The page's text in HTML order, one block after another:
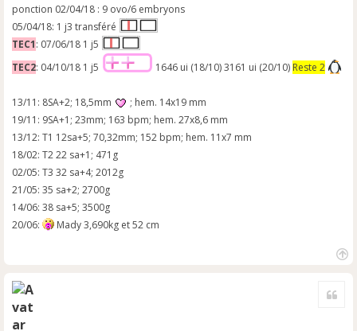
ponction 02/04/18 : 9 ovo/6 embryons
05/04/18: 1 j3 transféré
TEC1: 07/06/18 1 j5
TEC2: 04/10/18 1 j5 1646 ui (18/10) 3161 ui (20/10) Reste 2
13/11: 8SA+2; 18,5mm
; hem. 14x19 mm
19/11: 9SA+1; 23mm; 163 bpm; hem. 27x8,6 mm
13/12: T1 12sa+5; 70,32mm; 152 bpm; hem. 11x7 mm
18/02: T2 22 sa+1; 471g
02/05: T3 32 sa+4; 2012g
21/05: 35 sa+2; 2700g
14/06: 38 sa+5; 3500g
20/06:
Mady 3,690kg et 52 cm